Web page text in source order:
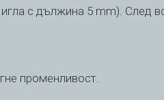
с дължина 5 mm). След
променливост.